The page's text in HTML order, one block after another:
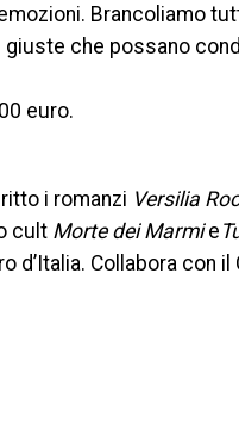
Brancoliamo
che possano
euro.
i romanzi Versilia
cult Morte dei Marmie
d’Italia. Collabora con